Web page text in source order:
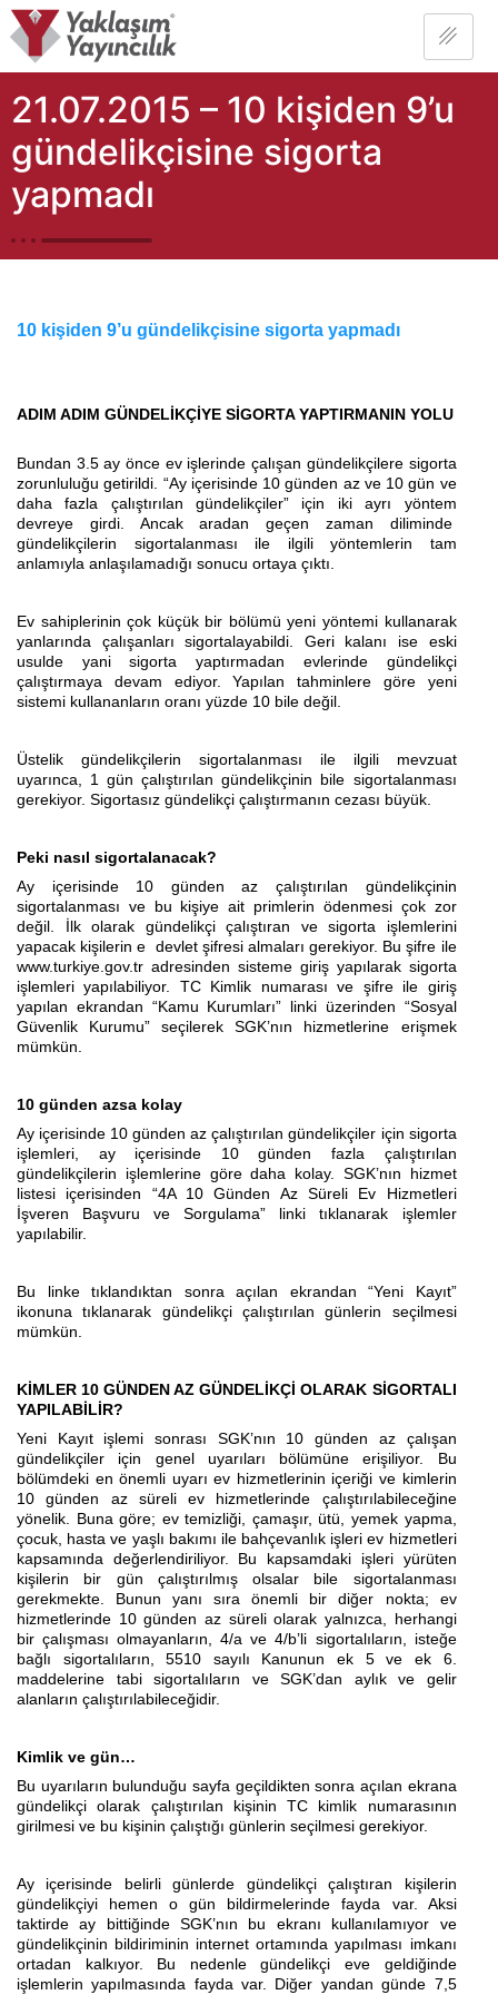
21.07.2015 – 10 kişiden 9’u
gündelikçisine sigorta
yapmadı
10 kişiden 9’u gündelikçisine sigorta yapmadı
ADIM ADIM GÜNDELİKÇİYE SİGORTA YAPTIRMANIN YOLU
Bundan 3.5 ay önce ev işlerinde çalışan gündelikçilere sigorta
zorunluluğu getirildi. “Ay içerisinde 10 günden az ve 10 gün ve
daha fazla çalıştırılan gündelikçiler” için iki ayrı yöntem
devreye girdi. Ancak aradan geçen zaman diliminde
gündelikçilerin sigortalanması ile ilgili yöntemlerin tam
anlamıyla anlaşılamadığı sonucu ortaya çıktı.
Ev sahiplerinin çok küçük bir bölümü yeni yöntemi kullanarak
yanlarında çalışanları sigortalayabildi. Geri kalanı ise eski
usulde yani sigorta yaptırmadan evlerinde gündelikçi
çalıştırmaya devam ediyor. Yapılan tahminlere göre yeni
sistemi kullananların oranı yüzde 10 bile değil.
Üstelik gündelikçilerin sigortalanması ile ilgili mevzuat
uyarınca, 1 gün çalıştırılan gündelikçinin bile sigortalanması
gerekiyor. Sigortasız gündelikçi çalıştırmanın cezası büyük.
Peki nasıl sigortalanacak?
Ay içerisinde 10 günden az çalıştırılan gündelikçinin
sigortalanması ve bu kişiye ait primlerin ödenmesi çok zor
değil. İlk olarak gündelikçi çalıştıran ve sigorta işlemlerini
yapacak kişilerin e devlet şifresi almaları gerekiyor. Bu şifre ile
www.turkiye.gov.tr adresinden sisteme giriş yapılarak sigorta
işlemleri yapılabiliyor. TC Kimlik numarası ve şifre ile giriş
yapılan ekrandan “Kamu Kurumları” linki üzerinden “Sosyal
Güvenlik Kurumu” seçilerek SGK’nın hizmetlerine erişmek
mümkün.
10 günden azsa kolay
Ay içerisinde 10 günden az çalıştırılan gündelikçiler için sigorta
işlemleri, ay içerisinde 10 günden fazla çalıştırılan
gündelikçilerin işlemlerine göre daha kolay. SGK’nın hizmet
listesi içerisinden “4A 10 Günden Az Süreli Ev Hizmetleri
İşveren Başvuru ve Sorgulama” linki tıklanarak işlemler
yapılabilir.
Bu linke tıklandıktan sonra açılan ekrandan “Yeni Kayıt”
ikonuna tıklanarak gündelikçi çalıştırılan günlerin seçilmesi
mümkün.
KİMLER 10 GÜNDEN AZ GÜNDELİKÇİ OLARAK SİGORTALI
YAPILABİLİR?
Yeni Kayıt işlemi sonrası SGK’nın 10 günden az çalışan
gündelikçiler için genel uyarıları bölümüne erişiliyor. Bu
bölümdeki en önemli uyarı ev hizmetlerinin içeriği ve kimlerin
10 günden az süreli ev hizmetlerinde çalıştırılabileceğine
yönelik. Buna göre; ev temizliği, çamaşır, ütü, yemek yapma,
çocuk, hasta ve yaşlı bakımı ile bahçevanlık işleri ev hizmetleri
kapsamında değerlendiriliyor. Bu kapsamdaki işleri yürüten
kişilerin bir gün çalıştırılmış olsalar bile sigortalanması
gerekmekte. Bunun yanı sıra önemli bir diğer nokta; ev
hizmetlerinde 10 günden az süreli olarak yalnızca, herhangi
bir çalışması olmayanların, 4/a ve 4/b’li sigortalıların, isteğe
bağlı sigortalıların, 5510 sayılı Kanunun ek 5 ve ek 6.
maddelerine tabi sigortalıların ve SGK’dan aylık ve gelir
alanların çalıştırılabileceğidir.
Kimlik ve gün…
Bu uyarıların bulunduğu sayfa geçildikten sonra açılan ekrana
gündelikçi olarak çalıştırılan kişinin TC kimlik numarasının
girilmesi ve bu kişinin çalıştığı günlerin seçilmesi gerekiyor.
Ay içerisinde belirli günlerde gündelikçi çalıştıran kişilerin
gündelikçiyi hemen o gün bildirmelerinde fayda var. Aksi
taktirde ay bittiğinde SGK’nın bu ekranı kullanılamıyor ve
gündelikçinin bildiriminin internet ortamında yapılması imkanı
ortadan kalkıyor. Bu nedenle gündelikçi eve geldiğinde
işlemlerin yapılmasında fayda var. Diğer yandan günde 7,5